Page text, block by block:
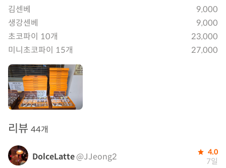
김센베
9,000
생강센베
9,000
초코파이 10개
23,000
미니초코파이 15개
27,000
리뷰 44개
DolceLatte@JJeong2 4.0
7일